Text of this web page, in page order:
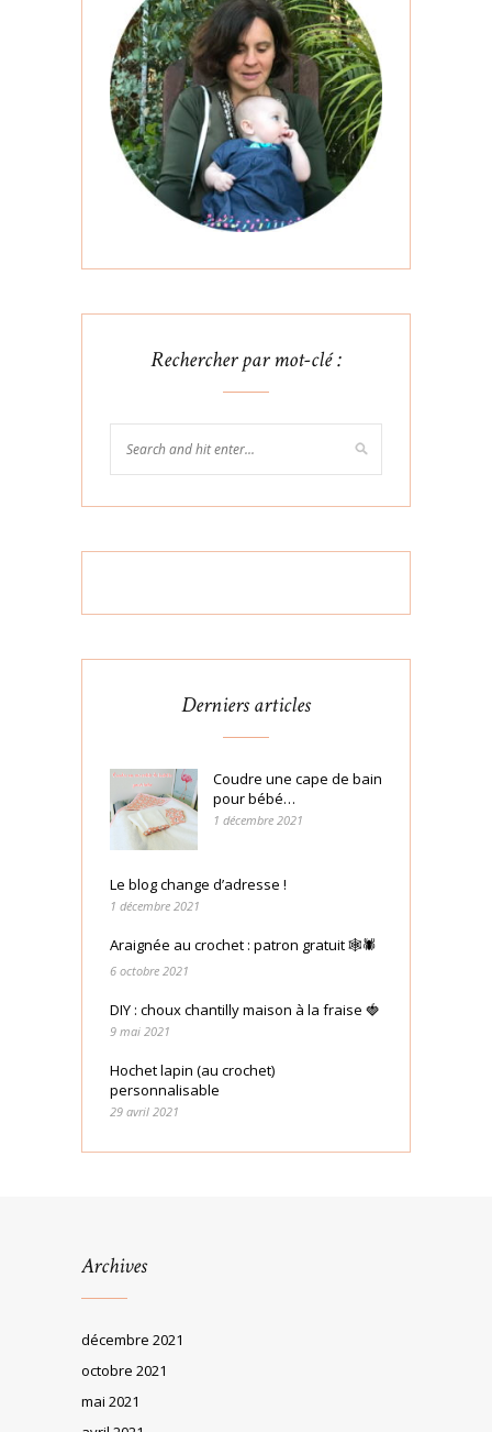
Rechercher par mot-clé :
Derniers articles
Coudre une cape de bain
pour bébé…
1 décembre 2021
Le blog change d’adresse !
1 décembre 2021
Araignée au crochet : patron gratuit 🕸🕷
6 octobre 2021
DIY : choux chantilly maison à la fraise 🍓
9 mai 2021
Hochet lapin (au crochet)
personnalisable
29 avril 2021
Archives
décembre 2021
octobre 2021
mai 2021